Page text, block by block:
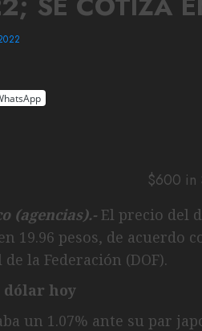
$600 in
(agencias).- El precio del
19.96 pesos, de acuerdo
la Federación (DOF).
hoy
un 1.07% ante su par